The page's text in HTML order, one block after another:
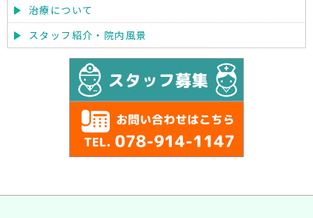
治療について
スタッフ紹介・院内風景